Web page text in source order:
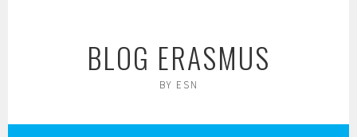
BLOG ERASMUS
BY ESN